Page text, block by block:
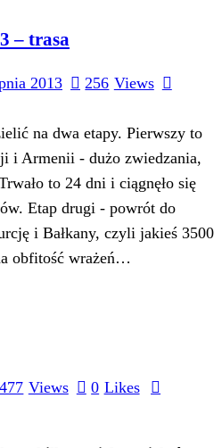
– trasa
2013 256 Views
na dwa etapy. Pierwszy to
i Armenii - dużo zwiedzania,
to 24 dni i ciągnęło się
Etap drugi - powrót do
i Bałkany, czyli jakieś 3500
obfitość wrażeń…
477 Views 0 Likes